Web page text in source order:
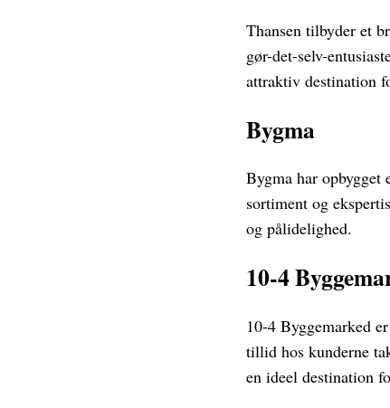
Thansen tilbyder et
gør-det-selv-
attraktiv destination
Bygma
Bygma har
sortiment og
og pålidelighed.
10-4
10-4 Byggemarked
tillid hos kunderne
en ideel destination